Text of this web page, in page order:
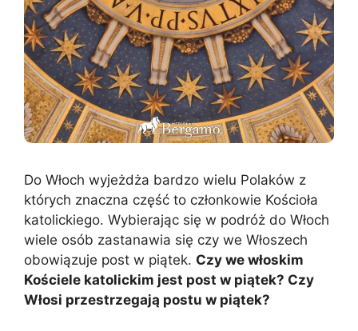
Do Włoch wyjeżdża bardzo wielu Polaków z
których znaczna część to członkowie Kościoła
katolickiego. Wybierając się w podróż do Włoch
wiele osób zastanawia się czy we Włoszech
obowiązuje post w piątek. Czy we włoskim
Kościele katolickim jest post w piątek? Czy
Włosi przestrzegają postu w piątek?